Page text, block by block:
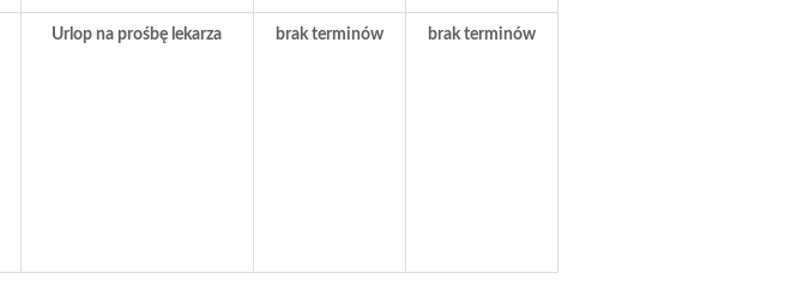
Urlop na prośbę lekarza brak terminów brak terminów